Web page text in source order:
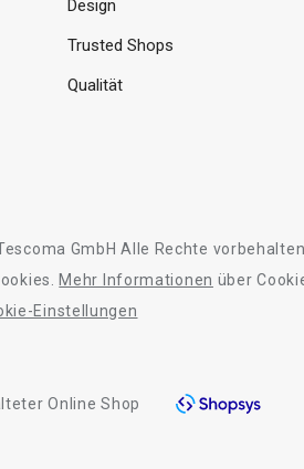
Design
Trusted Shops
Qualität
GmbH Alle Rechte vorbehalten.
Mehr Informationen über
Einstellungen
Online Shop